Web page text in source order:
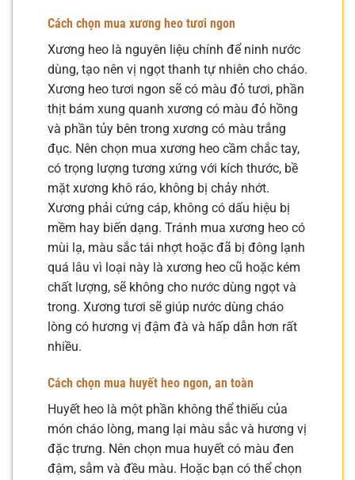
Cách chọn mua xương heo tươi ngon
Xương heo là nguyên liệu chính để ninh nước
dùng, tạo nên vị ngọt thanh tự nhiên cho cháo.
Xương heo tươi ngon sẽ có màu đỏ tươi, phần
thịt bám xung quanh xương có màu đỏ hồng
và phần tủy bên trong xương có màu trắng
đục. Nên chọn mua xương heo cầm chắc tay,
có trọng lượng tương xứng với kích thước, bề
mặt xương khô ráo, không bị chảy nhớt.
Xương phải cứng cáp, không có dấu hiệu bị
mềm hay biến dạng. Tránh mua xương heo có
mùi lạ, màu sắc tái nhợt hoặc đã bị đông lạnh
quá lâu vì loại này là xương heo cũ hoặc kém
chất lượng, sẽ không cho nước dùng ngọt và
trong. Xương tươi sẽ giúp nước dùng cháo
lòng có hương vị đậm đà và hấp dẫn hơn rất
nhiều.
Cách chọn mua huyết heo ngon, an toàn
Huyết heo là một phần không thể thiếu của
món cháo lòng, mang lại màu sắc và hương vị
đặc trưng. Nên chọn mua huyết có màu đen
đậm, sẫm và đều màu. Hoặc bạn có thể chọn